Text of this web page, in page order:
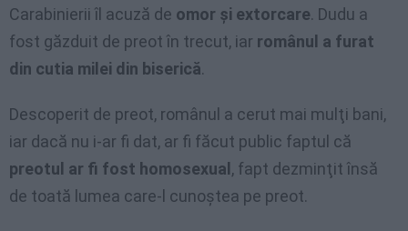
Carabinierii îl acuză de omor şi extorcare. Dudu a
fost găzduit de preot în trecut, iar românul a furat
din cutia milei din biserică.
Descoperit de preot, românul a cerut mai mulţi bani,
iar dacă nu i-ar fi dat, ar fi făcut public faptul că
preotul ar fi fost homosexual , fapt dezminţit însă
de toată lumea care-l cunoştea pe preot.